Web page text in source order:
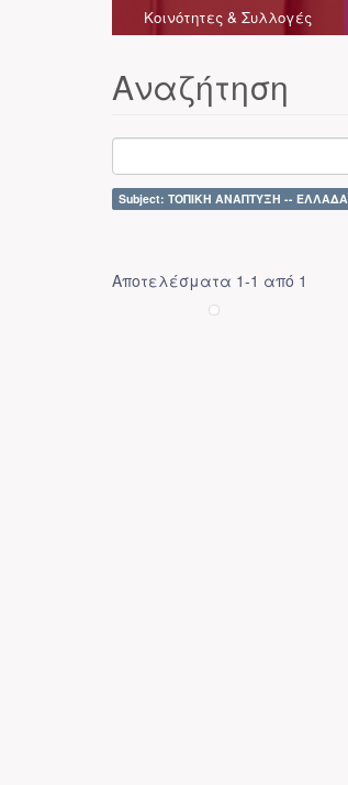
Κοινότητες & Συλλογές
Αναζήτηση
Subject: ΤΟΠΙΚΗ ΑΝΑΠΤΥΞΗ -- ΕΛΛΑΔΑ
Αποτελέσματα 1-1 από 1